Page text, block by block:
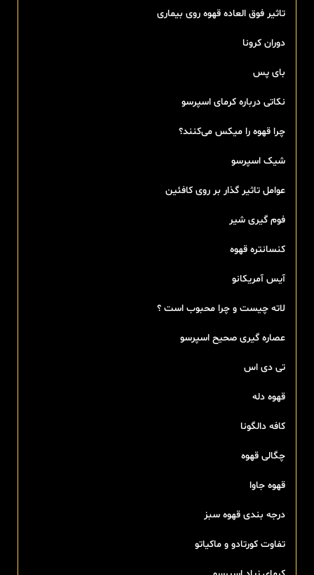
تاثیر فوق العاده قهوه روی بیماری
دوران کرونا
بای پس
نکاتی درباره کرمای اسپرسو
چرا قهوه را میکس می‌کنند؟
شیک اسپرسو
عوامل تاثیر گذار بر روی کافئین
فوم گیری شیر
کنسانتره قهوه
آیس آمریکانو
لاته چیست و چرا محبوب است ؟
عصاره گیری صحیح اسپرسو
تی‌ دی اس
قهوه دله
کافه دالگونا
چگالی قهوه
قهوه جاوا
درجه بندی قهوه سبز
تفاوت کورتادو و ماکیاتو